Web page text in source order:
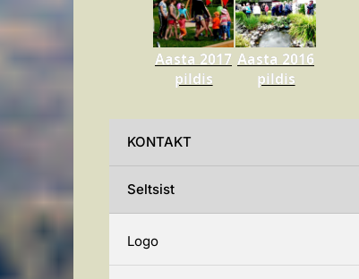
Aasta 2017
pildis
Aasta 2016
pildis
KONTAKT
Seltsist
Logo